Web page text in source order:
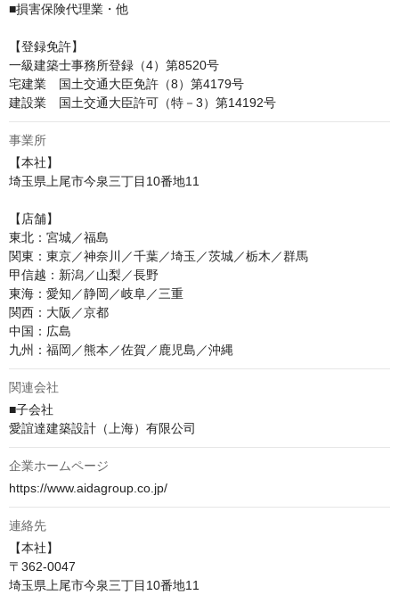
■損害保険代理業・他
【登録免許】
一級建築士事務所登録（4）第8520号
宅建業　国土交通大臣免許（8）第4179号
建設業　国土交通大臣許可（特－3）第14192号
事業所
【本社】
埼玉県上尾市今泉三丁目10番地11
【店舗】
東北：宮城／福島
関東：東京／神奈川／千葉／埼玉／茨城／栃木／群馬
甲信越：新潟／山梨／長野
東海：愛知／静岡／岐阜／三重
関西：大阪／京都
中国：広島
九州：福岡／熊本／佐賀／鹿児島／沖縄
関連会社
■子会社
愛誼達建築設計（上海）有限公司
企業ホームページ
https://www.aidagroup.co.jp/
連絡先
【本社】
〒362-0047
埼玉県上尾市今泉三丁目10番地11